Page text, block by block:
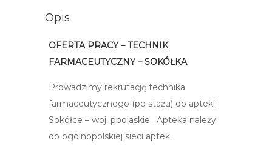
Opis
OFERTA PRACY – TECHNIK
FARMACEUTYCZNY – SOKÓŁKA
Prowadzimy rekrutację technika
farmaceutycznego (po stażu) do apteki
Sokółce – woj. podlaskie. Apteka należy
do ogólnopolskiej sieci aptek.